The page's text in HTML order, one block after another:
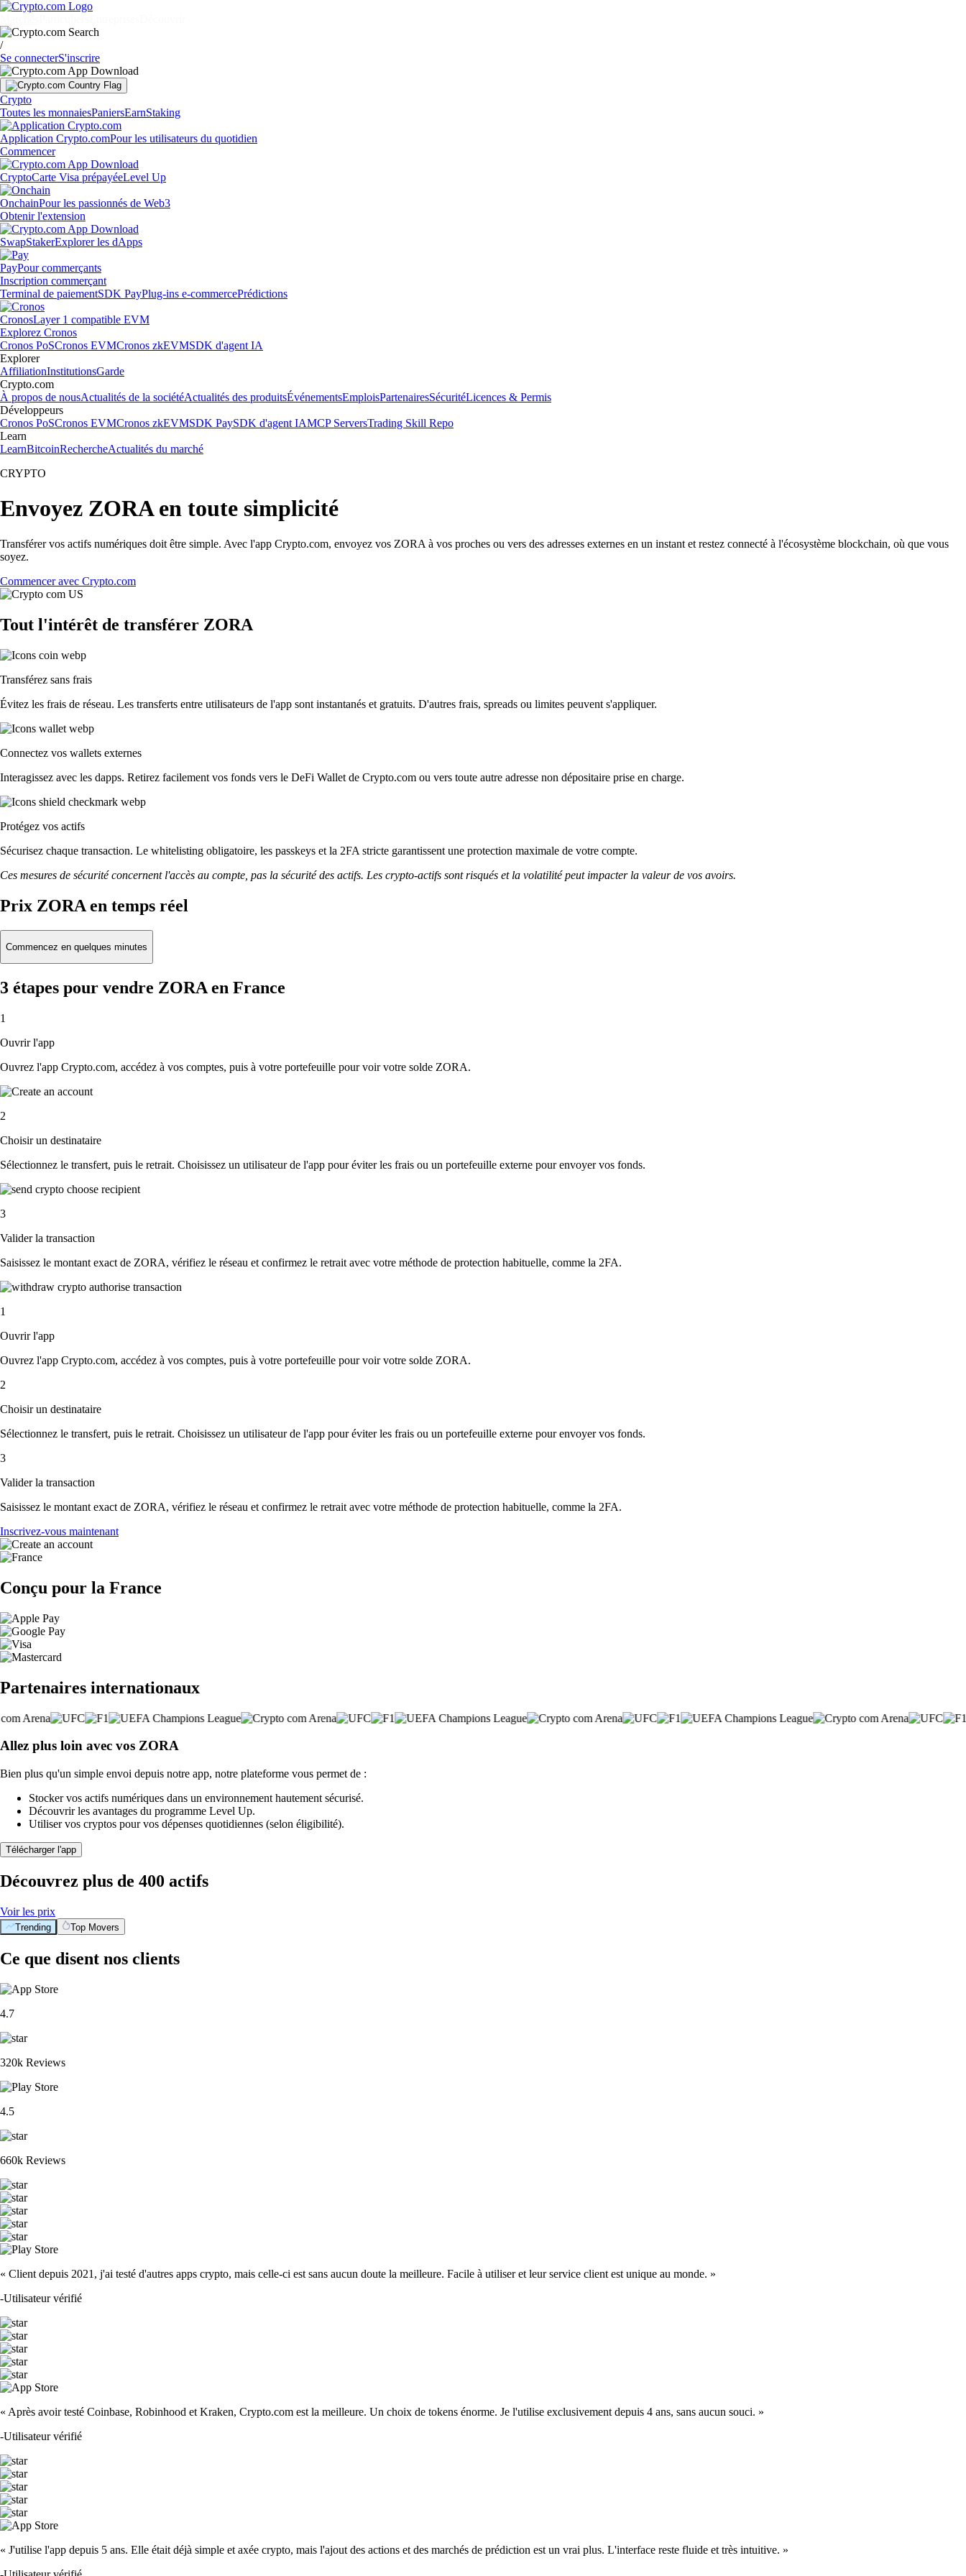
/
Se connecterS'inscrire
Crypto
Toutes les monnaiesPaniersEarnStaking
Application Crypto.comPour les utilisateurs du quotidien
Commencer
CryptoCarte Visa prépayéeLevel Up
OnchainPour les passionnés de Web3
Obtenir l'extension
SwapStakerExplorer les dApps
PayPour commerçants
Inscription commerçant
Terminal de paiementSDK PayPlug-ins e-commercePrédictions
CronosLayer 1 compatible EVM
Explorez Cronos
Cronos PoSCronos EVMCronos zkEVMSDK d'agent IA
Explorer
AffiliationInstitutionsGarde
Crypto.com
À propos de nousActualités de la sociétéActualités des produitsÉvénementsEmploisPartenairesSécuritéLicences & Permis
Développeurs
Cronos PoSCronos EVMCronos zkEVMSDK PaySDK d'agent IAMCP ServersTrading Skill Repo
Learn
LearnBitcoinRechercheActualités du marché
CRYPTO
Envoyez ZORA en toute simplicité
Transférer vos actifs numériques doit être simple. Avec l'app Crypto.com, envoyez vos ZORA à vos proches ou vers des adresses externes en un instant et restez connecté à l'écosystème blockchain, où que vous
soyez.
Commencer avec Crypto.com
Tout l'intérêt de transférer ZORA
Transférez sans frais
Évitez les frais de réseau. Les transferts entre utilisateurs de l'app sont instantanés et gratuits. D'autres frais, spreads ou limites peuvent s'appliquer.
Connectez vos wallets externes
Interagissez avec les dapps. Retirez facilement vos fonds vers le DeFi Wallet de Crypto.com ou vers toute autre adresse non dépositaire prise en charge.
Protégez vos actifs
Sécurisez chaque transaction. Le whitelisting obligatoire, les passkeys et la 2FA stricte garantissent une protection maximale de votre compte.
Ces mesures de sécurité concernent l'accès au compte, pas la sécurité des actifs. Les crypto-actifs sont risqués et la volatilité peut impacter la valeur de vos avoirs.
Prix ZORA en temps réel
Commencez en quelques minutes
3 étapes pour vendre ZORA en France
1
Ouvrir l'app
Ouvrez l'app Crypto.com, accédez à vos comptes, puis à votre portefeuille pour voir votre solde ZORA.
2
Choisir un destinataire
Sélectionnez le transfert, puis le retrait. Choisissez un utilisateur de l'app pour éviter les frais ou un portefeuille externe pour envoyer vos fonds.
3
Valider la transaction
Saisissez le montant exact de ZORA, vérifiez le réseau et confirmez le retrait avec votre méthode de protection habituelle, comme la 2FA.
1
Ouvrir l'app
Ouvrez l'app Crypto.com, accédez à vos comptes, puis à votre portefeuille pour voir votre solde ZORA.
2
Choisir un destinataire
Sélectionnez le transfert, puis le retrait. Choisissez un utilisateur de l'app pour éviter les frais ou un portefeuille externe pour envoyer vos fonds.
3
Valider la transaction
Saisissez le montant exact de ZORA, vérifiez le réseau et confirmez le retrait avec votre méthode de protection habituelle, comme la 2FA.
Inscrivez-vous maintenant
Conçu pour la France
Partenaires internationaux
Allez plus loin avec vos ZORA
Bien plus qu'un simple envoi depuis notre app, notre plateforme vous permet de :
Stocker vos actifs numériques dans un environnement hautement sécurisé.
Découvrir les avantages du programme Level Up.
Utiliser vos cryptos pour vos dépenses quotidiennes (selon éligibilité).
Télécharger l'app
Découvrez plus de 400 actifs
Voir les prix
Trending Top Movers
Ce que disent nos clients
4.7
320k Reviews
4.5
660k Reviews
« Client depuis 2021, j'ai testé d'autres apps crypto, mais celle-ci est sans aucun doute la meilleure. Facile à utiliser et leur service client est unique au monde. »
-Utilisateur vérifié
« Après avoir testé Coinbase, Robinhood et Kraken, Crypto.com est la meilleure. Un choix de tokens énorme. Je l'utilise exclusivement depuis 4 ans, sans aucun souci. »
-Utilisateur vérifié
« J'utilise l'app depuis 5 ans. Elle était déjà simple et axée crypto, mais l'ajout des actions et des marchés de prédiction est un vrai plus. L'interface reste fluide et très intuitive. »